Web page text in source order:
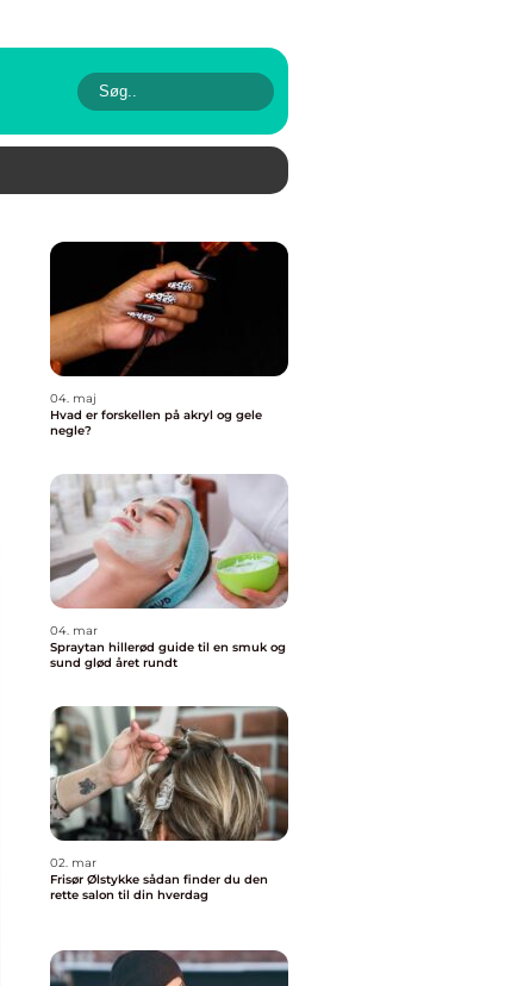
04. maj
Hvad er forskellen på akryl og gele
negle?
04. mar
Spraytan hillerød guide til en smuk og
sund glød året rundt
02. mar
Frisør Ølstykke sådan finder du den
rette salon til din hverdag